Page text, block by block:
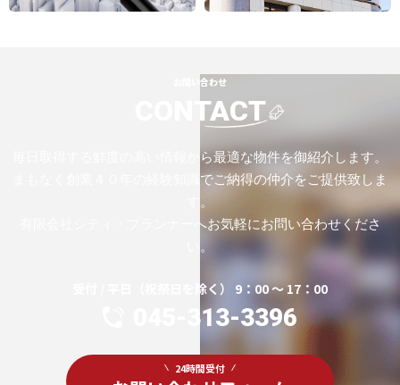
お問い合わせ
CONTACT
毎日取得する鮮度の高い情報から最適な物件を御紹介します。
まもなく創業４０年の経験知識でご納得の仲介をご提供致しま
す。
有限会社シティ・プランナーへお気軽にお問い合わせくださ
い。
受付 / 平日（祝祭日を除く） 9：00 ～ 17：00
045-313-3396
24時間受付